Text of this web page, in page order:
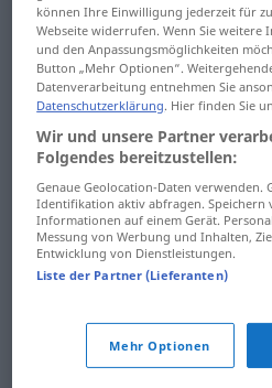
Schalldämmung
Schalldämpfer ...
scharren
Scharte ... Scheffel
scheffeln ... schenken
Schenkung ...
Schienenfahrzeug
schimmelig
schimmeln ...
können Ihre Einwilligung jederzeit für
Webseite widerrufen. Wenn Sie weitere
und den Anpassungsmöglichkeiten
Button „Mehr Optionen“.
Datenverarbeitung entnehmen Sie
Datenschutzerklärung. Hier finden Sie
Wir und unsere Partner
Folgendes bereitzustellen:
Genaue Geolocation-Daten verwenden.
Identifikation aktiv abfragen.
Informationen auf einem Gerät.
Messung von Werbung und Inhalten,
Entwicklung von Dienstleistungen.
Liste der Partner (Lieferanten)
Mehr Optionen